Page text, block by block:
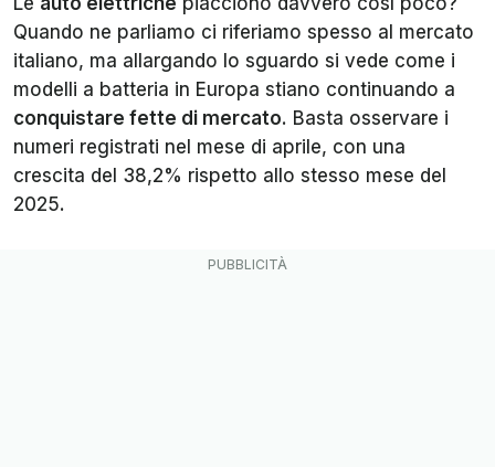
Quando ne parliamo ci riferiamo spesso al mercato
italiano, ma allargando lo sguardo si vede come i
modelli a batteria in Europa stiano continuando a
conquistare fette di mercato. Basta osservare i
numeri registrati nel mese di aprile, con una
crescita del 38,2% rispetto allo stesso mese del
2025.